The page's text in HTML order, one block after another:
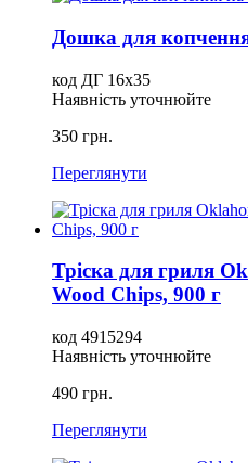
Дошка для
код ДГ 16х35
Наявність уточнюйте
350 грн.
Переглянути
Тріска для гриля
Wood Chips, 900 г
код 4915294
Наявність уточнюйте
490 грн.
Переглянути